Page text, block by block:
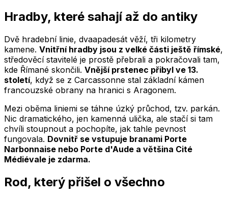
Hradby, které sahají až do antiky
Dvě hradební linie, dvaapadesát věží, tři kilometry
kamene. Vnitřní hradby jsou z velké části ještě římské,
středověcí stavitelé je prostě přebrali a pokračovali tam,
kde Římané skončili. Vnější prstenec přibyl ve 13.
století, když se z Carcassonne stal základní kámen
francouzské obrany na hranici s Aragonem.
Mezi oběma liniemi se táhne úzký průchod, tzv. parkán.
Nic dramatického, jen kamenná ulička, ale stačí si tam
chvíli stoupnout a pochopíte, jak tahle pevnost
fungovala. Dovnitř se vstupuje branami Porte
Narbonnaise nebo Porte d'Aude a většina Cité
Médiévale je zdarma.
Rod, který přišel o všechno